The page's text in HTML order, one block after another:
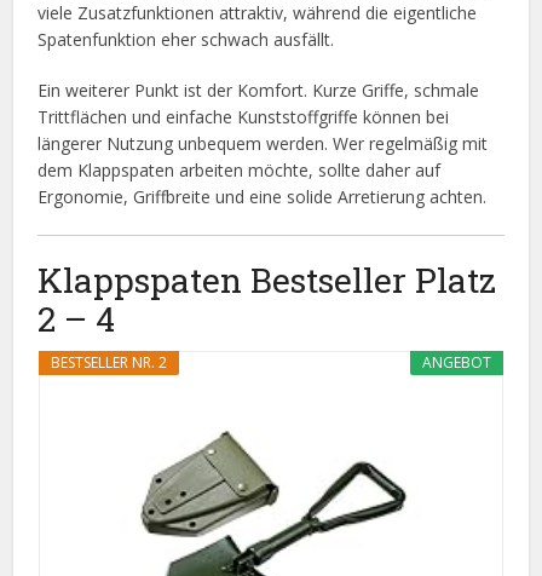
viele Zusatzfunktionen attraktiv, während die eigentliche
Spatenfunktion eher schwach ausfällt.
Ein weiterer Punkt ist der Komfort. Kurze Griffe, schmale
Trittflächen und einfache Kunststoffgriffe können bei
längerer Nutzung unbequem werden. Wer regelmäßig mit
dem Klappspaten arbeiten möchte, sollte daher auf
Ergonomie, Griffbreite und eine solide Arretierung achten.
Klappspaten Bestseller Platz
2 – 4
ANGEBOT
BESTSELLER NR. 2